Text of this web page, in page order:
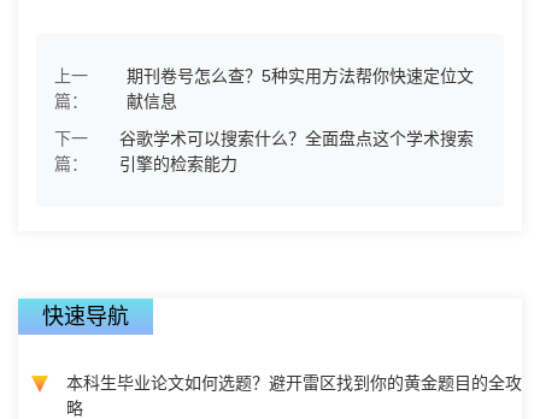
上一
篇：
期刊卷号怎么查？5种实用方法帮你快速定位文
献信息
下一
篇：
谷歌学术可以搜索什么？全面盘点这个学术搜索
引擎的检索能力
快速导航
本科生毕业论文如何选题？避开雷区找到你的黄金题目的全攻
略